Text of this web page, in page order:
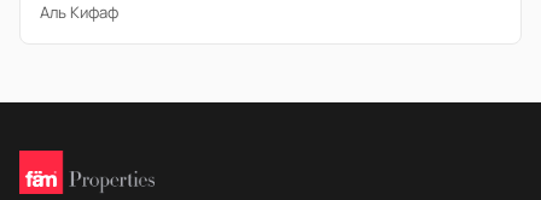
Аль Кифаф